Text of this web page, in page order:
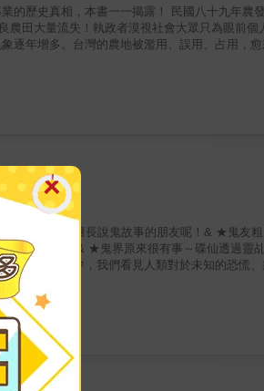
農田大量流失！執政者漠視社會大眾只為眼前
特別是農地開放自由買賣以來，很多優良農田
作為限，如何發展農
缺糧危機將是嚴峻的考驗。如何防止另一次的農
會大眾一起深思。
詩文？鬼幫忙竄改考卷賺外
鬼，其實就是研究人！ ．黑漆漆的鬼會在考場裡丟錢幣、棒
、掘墳、打旱魃等歇斯底里的反應，鬼界顯得弱